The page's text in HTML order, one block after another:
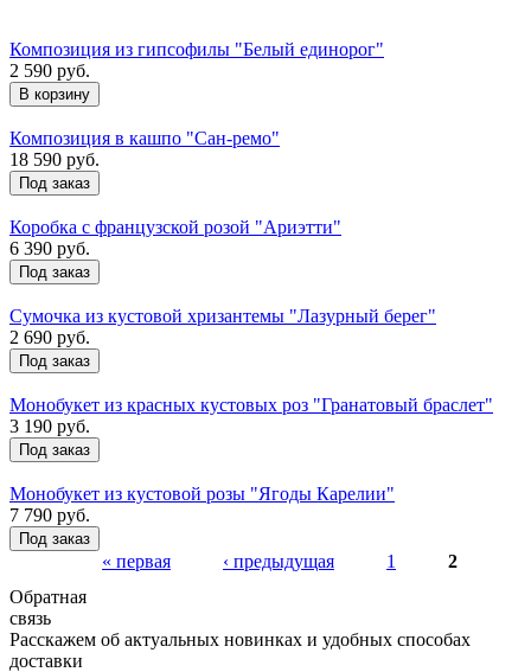
Композиция из гипсофилы "Белый единорог"
2 590 руб.
Композиция в кашпо "Сан-ремо"
18 590 руб.
Под заказ
Коробка с французской розой "Ариэтти"
6 390 руб.
Под заказ
Сумочка из кустовой хризантемы "Лазурный берег"
2 690 руб.
Под заказ
Монобукет из красных кустовых роз "Гранатовый браслет"
3 190 руб.
Под заказ
Монобукет из кустовой розы "Ягоды Карелии"
7 790 руб.
Под заказ
« первая ‹ предыдущая 1
2
Обратная
связь
Расскажем об актуальных новинках и удобных способах
доставки